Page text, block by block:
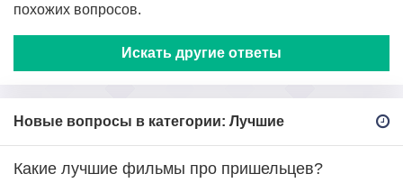
похожих вопросов.
Искать другие ответы
Новые вопросы в категории: Лучшие
Какие лучшие фильмы про пришельцев?